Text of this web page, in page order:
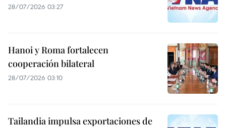
28/07/2026 03:27
Hanoi y Roma fortalecen
cooperación bilateral
28/07/2026 03:10
Tailandia impulsa exportaciones de